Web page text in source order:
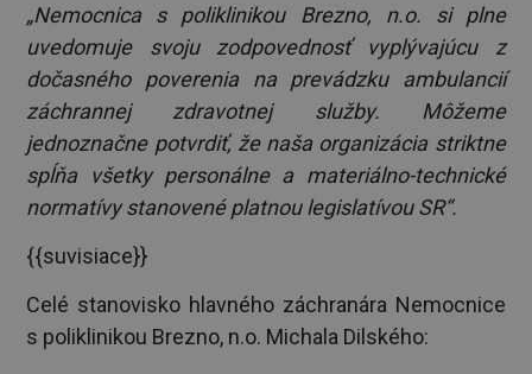
„Nemocnica s poliklinikou Brezno, n.o. si plne
uvedomuje svoju zodpovednosť vyplývajúcu z
dočasného poverenia na prevádzku ambulancií
záchrannej zdravotnej služby. Môžeme
jednoznačne potvrdiť, že naša organizácia striktne
spĺňa všetky personálne a materiálno-technické
normatívy stanovené platnou legislatívou SR“.
{{suvisiace}}
Celé stanovisko hlavného záchranára Nemocnice
s poliklinikou Brezno, n.o. Michala Dilského: